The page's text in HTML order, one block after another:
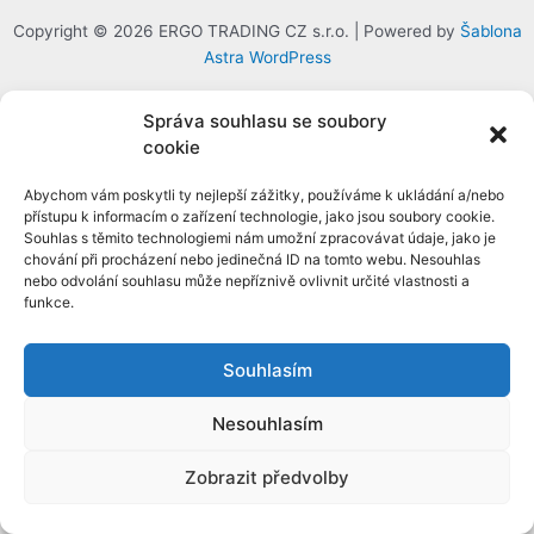
Správa souhlasu se soubory
cookie
Abychom vám poskytli ty nejlepší zážitky, používáme k ukládání a/nebo
přístupu k informacím o zařízení technologie, jako jsou soubory cookie.
Souhlas s těmito technologiemi nám umožní zpracovávat údaje, jako je
chování při procházení nebo jedinečná ID na tomto webu. Nesouhlas
nebo odvolání souhlasu může nepříznivě ovlivnit určité vlastnosti a
funkce.
Souhlasím
Nesouhlasím
Zobrazit předvolby
Copyright © 2026 ERGO TRADING CZ s.r.o. | Powered by Šablona
Astra WordPress